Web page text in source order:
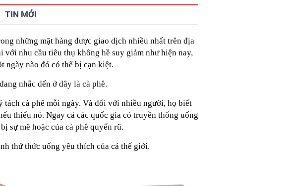
cao hơn vàng miếng
lạ" tựa mình vào dãy núi đá vôi ở Phong Nha:
nội thất bằng gỗ tái chế, du khách như bước vào
báo: Tạm hoãn xuất cảnh đối với tất cả những ai
sau đây
công năng cho ngân sách hạn chế
suất thiết kế, Hà Nội giải bài toán chống ngập ra
TIN MỚI
những mặt hàng được giao dịch nhiều nhất trên địa
với nhu cầu tiêu thụ không hề suy giảm như hiện nay,
ngày nào đó có thể bị cạn kiệt.
nhắc đến ở đây là cà phê.
cà phê mỗi ngày. Và đối với nhiều người, họ biết
thiếu nó. Ngay cả các quốc gia có truyền thống uống
sự mê hoặc của cà phê quyến rũ.
thứ thức uống yêu thích của cả thế giới.